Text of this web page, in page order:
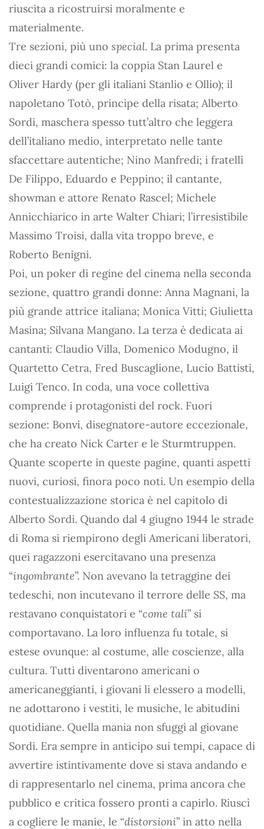
riuscita a ricostruirsi moralmente e
materialmente.
Tre sezioni, più uno special. La prima presenta
dieci grandi comici: la coppia Stan Laurel e
Oliver Hardy (per gli italiani Stanlio e Ollio); il
napoletano Totò, principe della risata; Alberto
Sordi, maschera spesso tutt’altro che leggera
dell’italiano medio, interpretato nelle tante
sfaccettare autentiche; Nino Manfredi; i fratelli
De Filippo, Eduardo e Peppino; il cantante,
showman e attore Renato Rascel; Michele
Annicchiarico in arte Walter Chiari; l’irresistibile
Massimo Troisi, dalla vita troppo breve, e
Roberto Benigni.
Poi, un poker di regine del cinema nella seconda
sezione, quattro grandi donne: Anna Magnani, la
più grande attrice italiana; Monica Vitti; Giulietta
Masina; Silvana Mangano. La terza è dedicata ai
cantanti: Claudio Villa, Domenico Modugno, il
Quartetto Cetra, Fred Buscaglione, Lucio Battisti,
Luigi Tenco. In coda, una voce collettiva
comprende i protagonisti del rock. Fuori
sezione: Bonvi, disegnatore-autore eccezionale,
che ha creato Nick Carter e le Sturmtruppen.
Quante scoperte in queste pagine, quanti aspetti
nuovi, curiosi, finora poco noti. Un esempio della
contestualizzazione storica è nel capitolo di
Alberto Sordi. Quando dal 4 giugno 1944 le strade
di Roma si riempirono degli Americani liberatori,
quei ragazzoni esercitavano una presenza
“ingombrante”. Non avevano la tetraggine dei
tedeschi, non incutevano il terrore delle SS, ma
restavano conquistatori e “come tali” si
comportavano. La loro influenza fu totale, si
estese ovunque: al costume, alle coscienze, alla
cultura. Tutti diventarono americani o
americaneggianti, i giovani li elessero a modelli,
ne adottarono i vestiti, le musiche, le abitudini
quotidiane. Quella mania non sfuggì al giovane
Sordi. Era sempre in anticipo sui tempi, capace di
avvertire istintivamente dove si stava andando e
di rappresentarlo nel cinema, prima ancora che
pubblico e critica fossero pronti a capirlo. Riuscì
a cogliere le manie, le “distorsioni” in atto nella